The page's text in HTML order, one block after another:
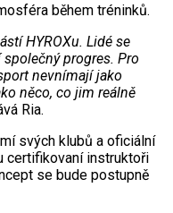
během tréninků.
HYROXu. Lidé se
progres. Pro
nevnímají jako
něco, co jim reálně
Ria.
svých klubů a oficiální
certifikovaní instruktoři
se bude postupně